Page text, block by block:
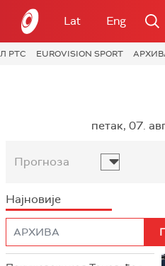
Lat Eng
РТС EUROVISION SPORT
петак, 07.
Прогноза
Најновије